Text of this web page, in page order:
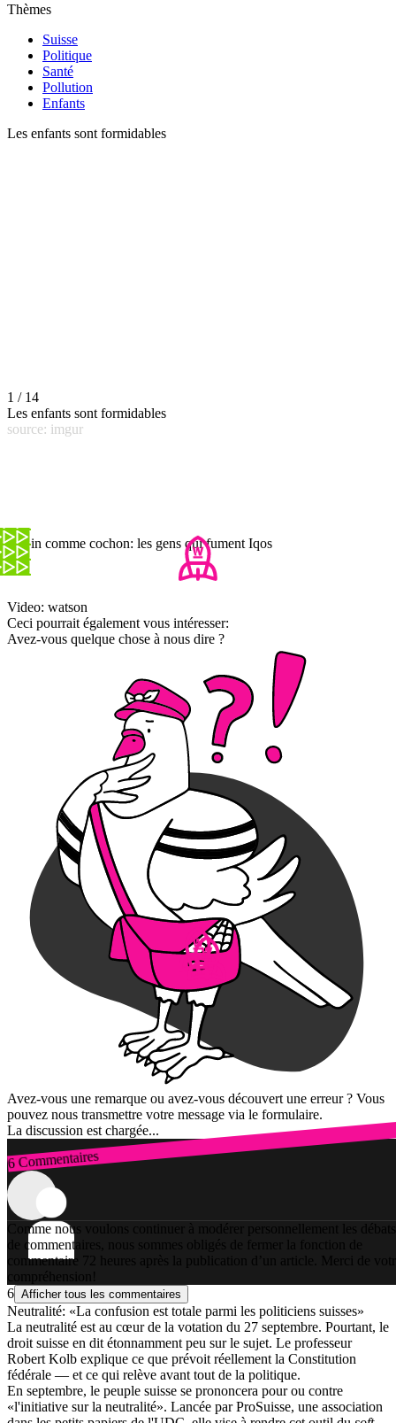
Thèmes
Suisse
Politique
Santé
Pollution
Enfants
Les enfants sont formidables
1 / 14
Les enfants sont formidables
source: imgur
Copin comme cochon: les gens qui fument Iqos
Video: watson
Ceci pourrait également vous intéresser:
Avez-vous quelque chose à nous dire ?
Avez-vous une remarque ou avez-vous découvert une erreur ? Vous
pouvez nous transmettre votre message via le formulaire.
La discussion est chargée...
6 Commentaires
Connexion
Comme nous voulons continuer à modérer personnellement les débats
de commentaires, nous sommes obligés de fermer la fonction de
commentaire 72 heures après la publication d’un article. Merci de
compréhension!
6 Afficher tous les commentaires
Neutralité: «La confusion est totale parmi les politiciens suisses»
La neutralité est au cœur de la votation du 27 septembre. Pourtant, le
droit suisse en dit étonnamment peu sur le sujet. Le professeur
Robert Kolb explique ce que prévoit réellement la Constitution
fédérale — et ce qui relève avant tout de la politique.
En septembre, le peuple suisse se prononcera pour ou contre
«l'initiative sur la neutralité». Lancée par ProSuisse, une association